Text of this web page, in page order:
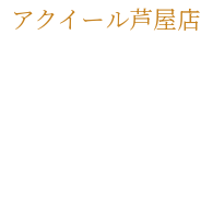
アクイール芦屋店